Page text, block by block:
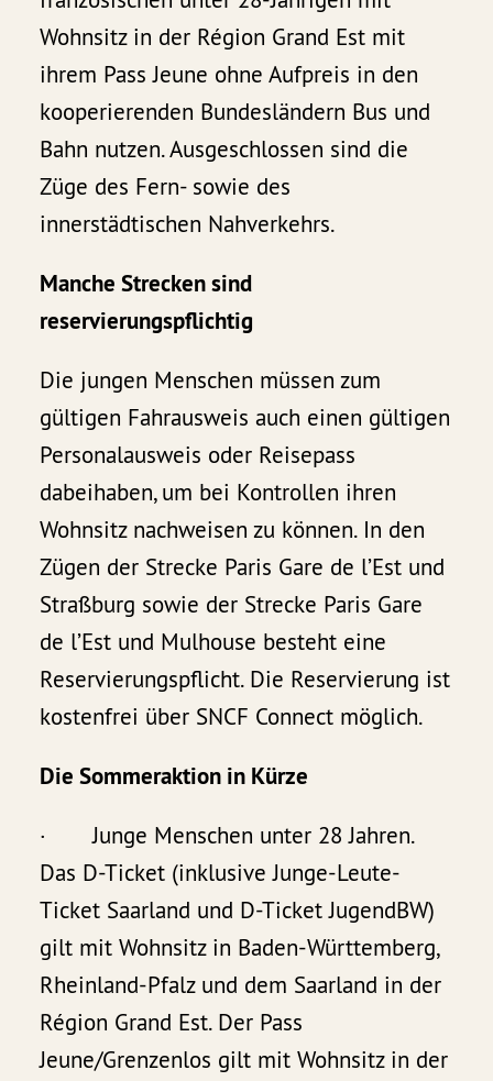
Wohnsitz in der Région Grand Est mit
ihrem Pass Jeune ohne Aufpreis in den
kooperierenden Bundesländern Bus und
Bahn nutzen. Ausgeschlossen sind die
Züge des Fern- sowie des
innerstädtischen Nahverkehrs.
Manche Strecken sind
reservierungspflichtig
Die jungen Menschen müssen zum
gültigen Fahrausweis auch einen gültigen
Personalausweis oder Reisepass
dabeihaben, um bei Kontrollen ihren
Wohnsitz nachweisen zu können. In den
Zügen der Strecke Paris Gare de l’Est und
Straßburg sowie der Strecke Paris Gare
de l’Est und Mulhouse besteht eine
Reservierungspflicht. Die Reservierung ist
kostenfrei über SNCF Connect möglich.
Die Sommeraktion in Kürze
· Junge Menschen unter 28 Jahren.
Das D-Ticket (inklusive Junge-Leute-
Ticket Saarland und D-Ticket JugendBW)
gilt mit Wohnsitz in Baden-Württemberg,
Rheinland-Pfalz und dem Saarland in der
Région Grand Est. Der Pass
Jeune/Grenzenlos gilt mit Wohnsitz in der